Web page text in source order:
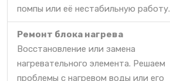
помпы или её нестабильную работу.
Ремонт блока нагрева
Восстановление или замена
нагревательного элемента. Решаем
проблемы с нагревом воды или его